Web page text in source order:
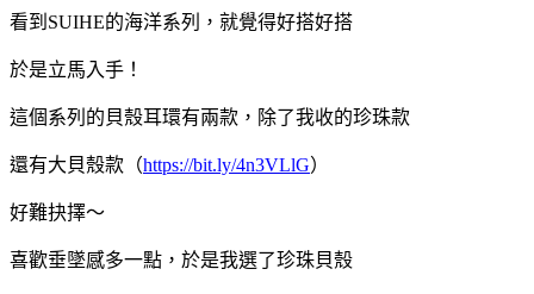
看到SUIHE的海洋系列，就覺得好搭好搭
於是立馬入手！
這個系列的貝殼耳環有兩款，除了我收的珍珠款
還有大貝殼款（https://bit.ly/4n3VLlG）
好難抉擇～
喜歡垂墜感多一點，於是我選了珍珠貝殼